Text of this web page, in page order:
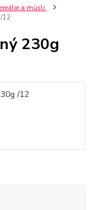
a müsli
12
230g